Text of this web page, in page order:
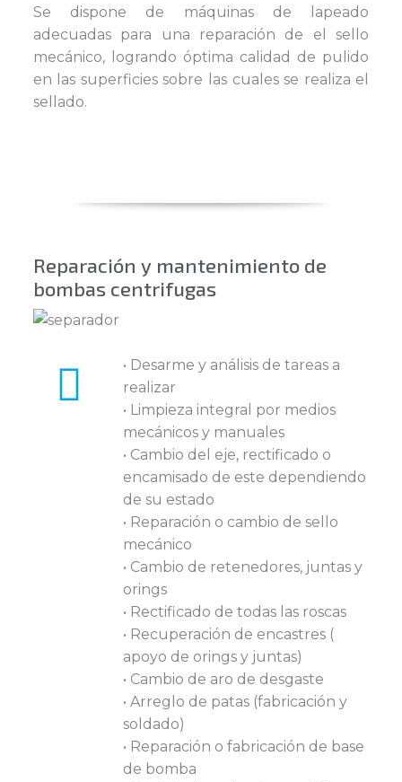
Se dispone de máquinas de lapeado
adecuadas para una reparación de el sello
mecánico, logrando óptima calidad de pulido
en las superficies sobre las cuales se realiza el
sellado.
Reparación y mantenimiento de
bombas centrifugas
• Desarme y análisis de tareas a
realizar
• Limpieza integral por medios
mecánicos y manuales
• Cambio del eje, rectificado o
encamisado de este dependiendo
de su estado
• Reparación o cambio de sello
mecánico
• Cambio de retenedores, juntas y
orings
• Rectificado de todas las roscas
• Recuperación de encastres (
apoyo de orings y juntas)
• Cambio de aro de desgaste
• Arreglo de patas (fabricación y
soldado)
• Reparación o fabricación de base
de bomba